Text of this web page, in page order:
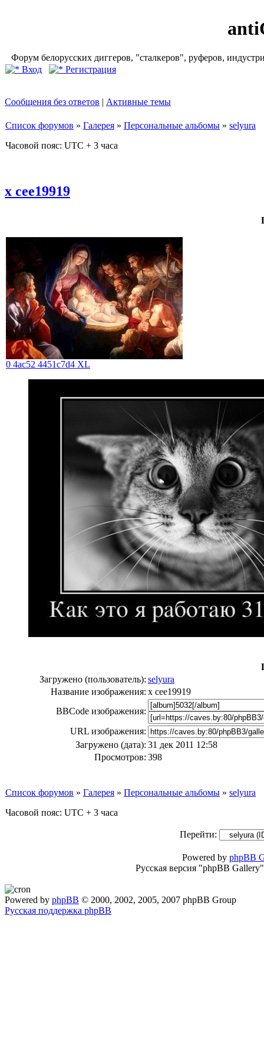
Форум белорусских диггеров, "сталкеров", руферов,
Вход
Регистрация
Сообщения без ответов | Активные темы
Список форумов » Галерея » Персональные альбомы » selyura
Часовой пояс: UTC + 3 часа
x cee19919
0 4ac52 4451c7d4 XL
Загружено (пользователь): selyura
Название изображения: x cee19919
BBCode изображения:
URL изображения:
Загружено (дата): 31 дек 2011 12:58
Просмотров: 398
Список форумов » Галерея » Персональные альбомы » selyura
Часовой пояс: UTC + 3 часа
Перейти:
Powered by phpBB
Русская версия "phpBB
Powered by phpBB © 2000, 2002, 2005, 2007 phpBB Group
Русская поддержка phpBB